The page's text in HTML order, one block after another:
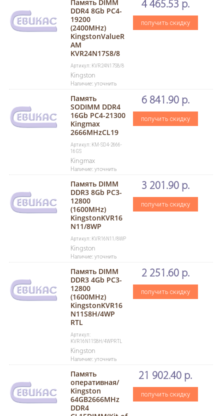
Память DIMM
DDR4 8Gb PC4-
19200
(2400MHz)
KingstonValueR
AM
KVR24N17S8/8
Артикул: KVR24N17S8/8
Kingston
Наличие: уточнить
4 465.53 р.
получить скидку
Память
SODIMM DDR4
16Gb PC4-21300
Kingmax
2666MHzCL19
Артикул: KM-SD4-2666-
16GS
Kingmax
Наличие: уточнить
6 841.90 р.
получить скидку
Память DIMM
DDR3 8Gb PC3-
12800
(1600MHz)
KingstonKVR16
N11/8WP
Артикул: KVR16N11/8WP
Kingston
Наличие: уточнить
3 201.90 р.
получить скидку
Память DIMM
DDR3 4Gb PC3-
12800
(1600MHz)
KingstonKVR16
N11S8H/4WP
RTL
Артикул:
KVR16N11S8H/4WPRTL
Kingston
Наличие: уточнить
2 251.60 р.
получить скидку
Память
оперативная/
Kingston
64GB2666MHz
DDR4
21 902.40 р.
получить скидку